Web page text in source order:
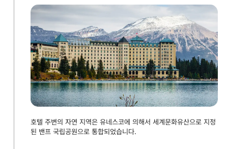
호텔 주변의 자연 지역은 유네스코에 의해서 세계문화유산으로 지정
된 밴프 국립공원으로 통합되었습니다.